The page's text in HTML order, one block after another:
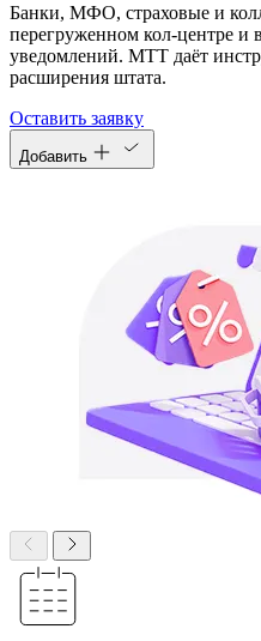
Банки, МФО, страховые и
перегруженном кол-центре и
уведомлений. МТТ даёт
расширения штата.
Оставить заявку
Добавить